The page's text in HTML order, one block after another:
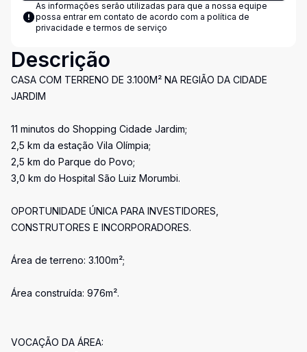
As informações serão utilizadas para que a nossa equipe
possa entrar em contato de acordo com a política de
privacidade e termos de serviço
Descrição
CASA COM TERRENO DE 3.100M² NA REGIÃO DA CIDADE
JARDIM
11 minutos do Shopping Cidade Jardim;
2,5 km da estação Vila Olímpia;
2,5 km do Parque do Povo;
3,0 km do Hospital São Luiz Morumbi.
OPORTUNIDADE ÚNICA PARA INVESTIDORES,
CONSTRUTORES E INCORPORADORES.
Área de terreno: 3.100m²;
Área construída: 976m².
VOCAÇÃO DA ÁREA: